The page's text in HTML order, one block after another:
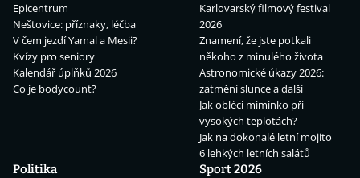
Epicentrum
Neštovice: příznaky, léčba
V čem jezdí Yamal a Mesii?
Kvízy pro seniory
Kalendář úplňků 2026
Co je bodycount?
Karlovarský filmový festival
2026
Znamení, že jste potkali
někoho z minulého života
Astronomické úkazy 2026:
zatmění slunce a další
Jak obléci miminko při
vysokých teplotách?
Jak na dokonalé letní mojito
6 lehkých letních salátů
Politika
Sport 2026